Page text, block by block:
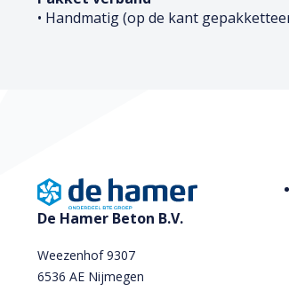
• Handmatig (op de kant
De Hamer Beton B.V.
Weezenhof 9307
6536 AE Nijmegen